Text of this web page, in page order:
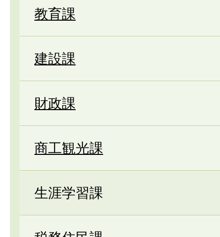
教育課
建設課
財政課
商工観光課
生涯学習課